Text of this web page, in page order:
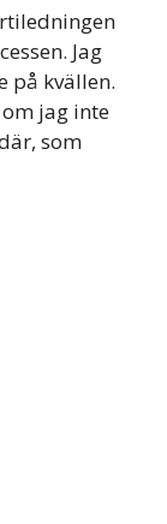
Jag
på kvällen.
jag inte
som